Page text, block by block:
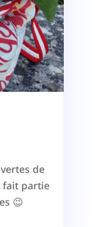
de
fait partie
😉